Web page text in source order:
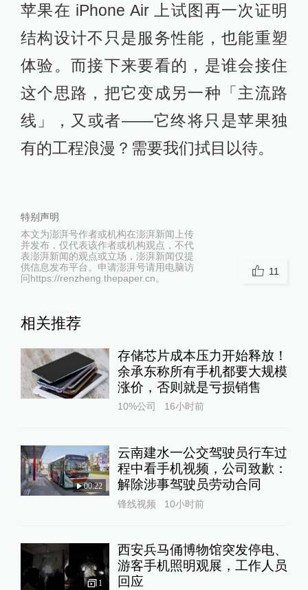
苹果在 iPhone Air 上试图再一次证明
结构设计不只是服务性能，也能重塑
体验。而接下来要看的，是谁会接住
这个思路，把它变成另一种「主流路
线」，又或者——它终将只是苹果独
有的工程浪漫？需要我们拭目以待。
特别声明
本文为澎湃号作者或机构在澎湃新闻上传
并发布，仅代表该作者或机构观点，不代
表澎湃新闻的观点或立场，澎湃新闻仅提
供信息发布平台。申请澎湃号请用电脑访
问https://renzheng.thepaper.cn。
11
相关推荐
存储芯片成本压力开始释放！
余承东称所有手机都要大规模
涨价，否则就是亏损销售
10%公司 16小时前
00:22
云南建水一公交驾驶员行车过
程中看手机视频，公司致歉：
解除涉事驾驶员劳动合同
锋线视频 10小时前
1
西安兵马俑博物馆突发停电、
游客手机照明观展，工作人员
回应